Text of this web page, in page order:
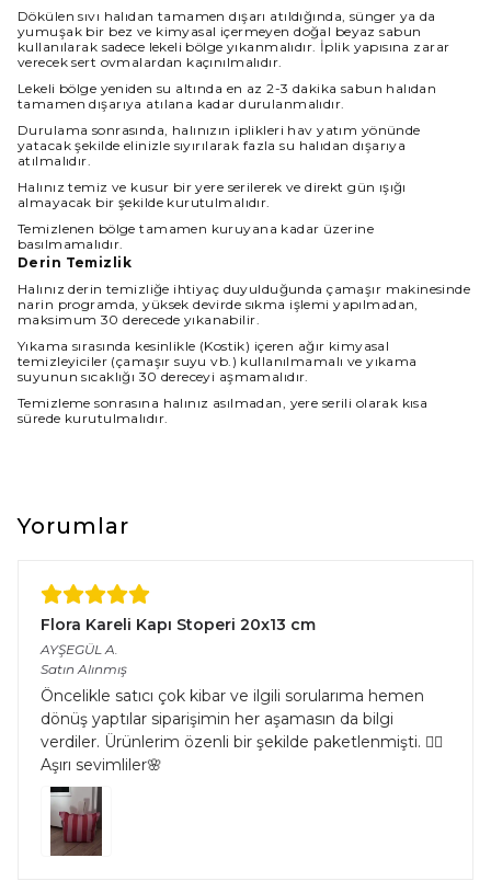
Dökülen sıvı halıdan tamamen dışarı atıldığında, sünger ya da
yumuşak bir bez ve kimyasal içermeyen doğal beyaz sabun
kullanılarak sadece lekeli bölge yıkanmalıdır. İplik yapısına zarar
verecek sert ovmalardan kaçınılmalıdır.
Lekeli bölge yeniden su altında en az 2-3 dakika sabun halıdan
tamamen dışarıya atılana kadar durulanmalıdır.
Durulama sonrasında, halınızın iplikleri hav yatım yönünde
yatacak şekilde elinizle sıyırılarak fazla su halıdan dışarıya
atılmalıdır.
Halınız temiz ve kusur bir yere serilerek ve direkt gün ışığı
almayacak bir şekilde kurutulmalıdır.
Temizlenen bölge tamamen kuruyana kadar üzerine
basılmamalıdır.
Derin Temizlik
Halınız derin temizliğe ihtiyaç duyulduğunda çamaşır makinesinde
narin programda, yüksek devirde sıkma işlemi yapılmadan,
maksimum 30 derecede yıkanabilir.
Yıkama sırasında kesinlikle (Kostik) içeren ağır kimyasal
temizleyiciler (çamaşır suyu vb.) kullanılmamalı ve yıkama
suyunun sıcaklığı 30 dereceyi aşmamalıdır.
Temizleme sonrasına halınız asılmadan, yere serili olarak kısa
sürede kurutulmalıdır.
Yorumlar
Flora Kareli Kapı Stoperi 20x13 cm
AYŞEGÜL A.
Satın Alınmış
Öncelikle satıcı çok kibar ve ilgili sorularıma hemen
dönüş yaptılar siparişimin her aşamasın da bilgi
verdiler. Ürünlerim özenli bir şekilde paketlenmişti. 👌🏻
Aşırı sevimliler🌸